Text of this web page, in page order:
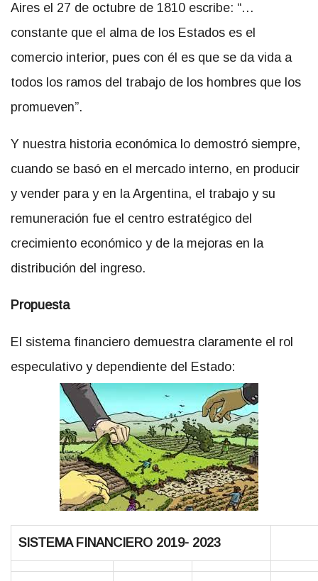
Aires el 27 de octubre de 1810 escribe: “…
constante que el alma de los Estados es el
comercio interior, pues con él es que se da vida a
todos los ramos del trabajo de los hombres que los
promueven”.
Y nuestra historia económica lo demostró siempre,
cuando se basó en el mercado interno, en producir
y vender para y en la Argentina, el trabajo y su
remuneración fue el centro estratégico del
crecimiento económico y de la mejoras en la
distribución del ingreso.
Propuesta
El sistema financiero demuestra claramente el rol
especulativo y dependiente del Estado:
SISTEMA FINANCIERO 2019- 2023